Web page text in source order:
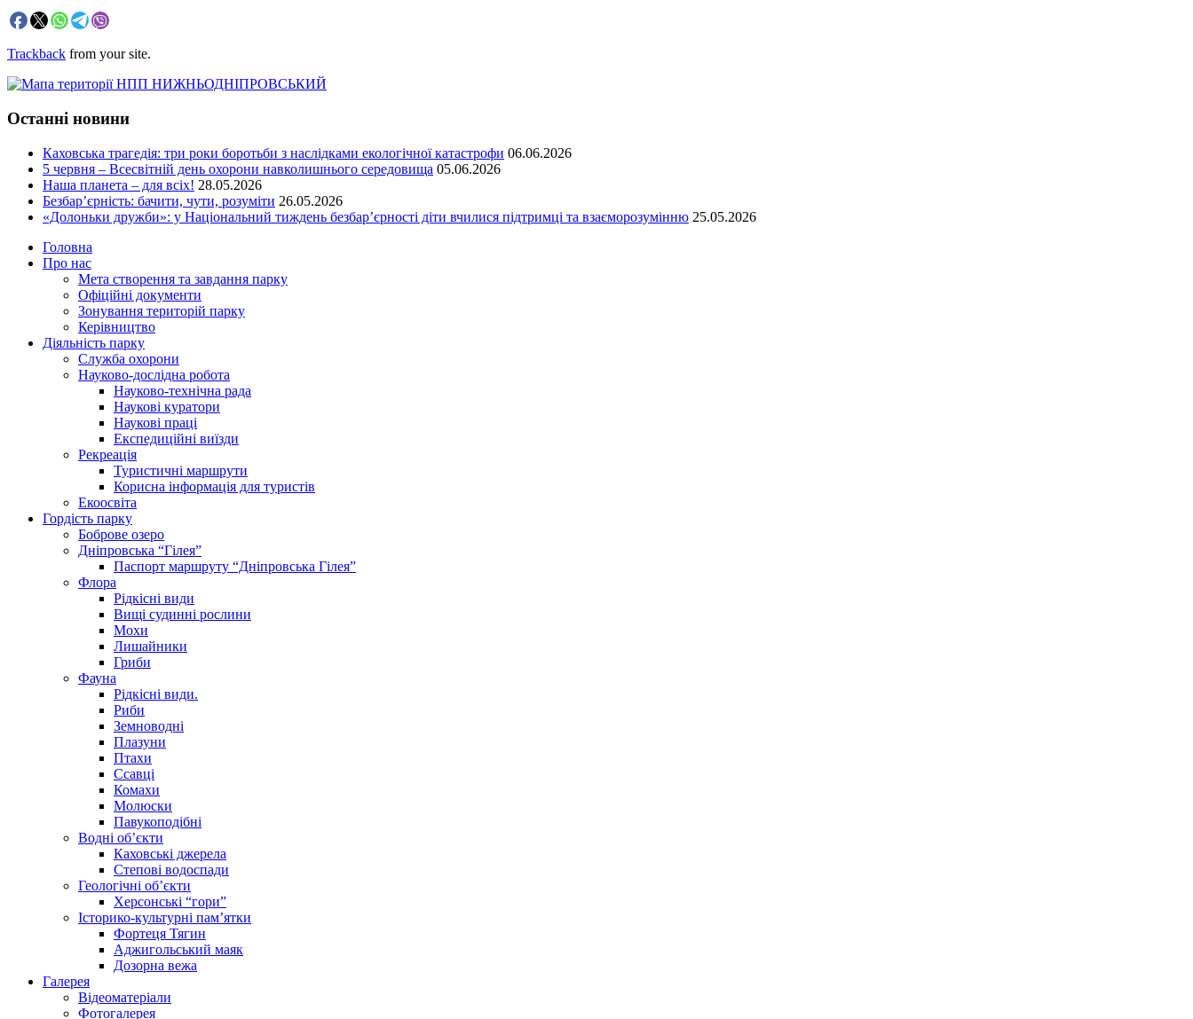
Trackback from your site.
Останні новини
Каховська трагедія: три роки боротьби з наслідками екологічної катастрофи 06.06.2026
5 червня – Всесвітній день охорони навколишнього середовища 05.06.2026
Наша планета – для всіх! 28.05.2026
Безбар’єрність: бачити, чути, розуміти 26.05.2026
«Долоньки дружби»: у Національний тиждень безбар’єрності діти вчилися підтримці та взаєморозумінню 25.05.2026
Головна
Про нас
Мета створення та завдання парку
Офіційні документи
Зонування територій парку
Керівництво
Діяльність парку
Служба охорони
Науково-дослідна робота
Науково-технічна рада
Наукові куратори
Наукові праці
Експедиційні виїзди
Рекреація
Туристичні маршрути
Корисна інформація для туристів
Екоосвіта
Гордість парку
Боброве озеро
Дніпровська “Гілея”
Паспорт маршруту “Дніпровська Гілея”
Флора
Рідкісні види
Вищі судинні рослини
Мохи
Лишайники
Гриби
Фауна
Рідкісні види.
Риби
Земноводні
Плазуни
Птахи
Ссавці
Комахи
Молюски
Павукоподібні
Водні об’єкти
Каховські джерела
Степові водоспади
Геологічні об’єкти
Херсонські “гори”
Історико-культурні пам’ятки
Фортеця Тягин
Аджигольський маяк
Дозорна вежа
Галерея
Відеоматеріали
Фотогалерея